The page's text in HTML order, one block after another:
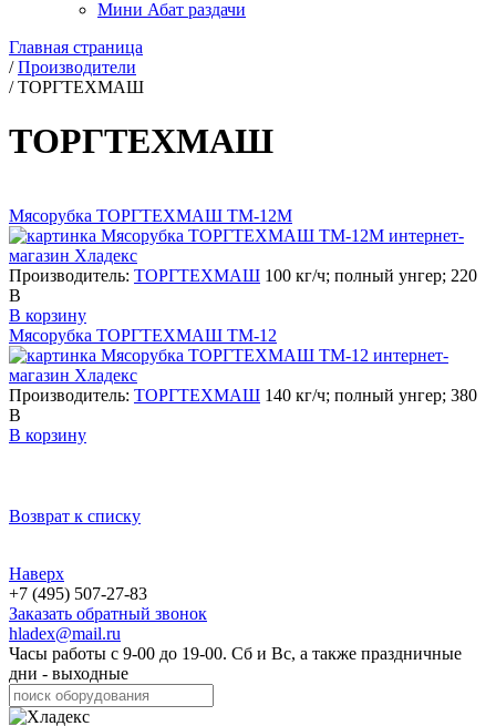
Мини Абат раздачи
Главная страница
/Производители
/ТОРГТЕХМАШ
ТОРГТЕХМАШ
Мясорубка ТОРГТЕХМАШ ТМ-12М
Производитель: ТОРГТЕХМАШ 100 кг/ч; полный унгер; 220
В
В корзину
Мясорубка ТОРГТЕХМАШ ТМ-12
Производитель: ТОРГТЕХМАШ 140 кг/ч; полный унгер; 380
В
В корзину
Возврат к списку
Наверх
+7 (495) 507-27-83
Заказать обратный звонок
hladex@mail.ru
Часы работы с 9-00 до 19-00. Сб и Вс, а также праздничные
дни - выходные